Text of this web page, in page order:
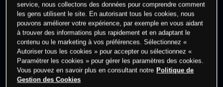
Commencez à trader
Les prix sont indicatifs.Connectez-vous pour voir les
dernières données du marché.
service, nous collectons des données pour comprendre comment
les gens utilisent le site. En autorisant tous les cookies, nous
pouvons améliorer votre expérience, par exemple en vous aidant
à trouver des informations plus rapidement et en adaptant le
contenu ou le marketing à vos préférences. Sélectionnez «
Autoriser tous les cookies » pour accepter ou sélectionnez «
Paramétrer les cookies » pour gérer les paramètres des cookies.
Vous pouvez en savoir plus en consultant notre Politique de
Gestion des Cookies